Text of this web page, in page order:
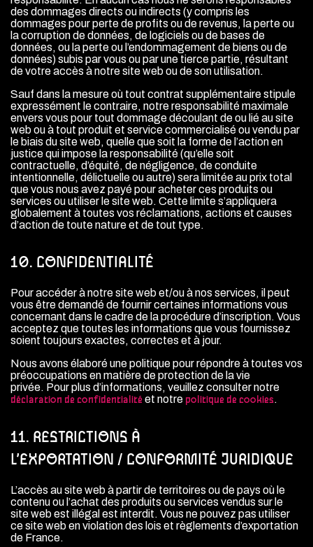
des dommages directs ou indirects (y compris les
dommages pour perte de profits ou de revenus, la perte ou
la corruption de données, de logiciels ou de bases de
données, ou la perte ou l’endommagement de biens ou de
données) subis par vous ou par une tierce partie, résultant
de votre accès à notre site web ou de son utilisation.
Sauf dans la mesure où tout contrat supplémentaire stipule
expressément le contraire, notre responsabilité maximale
envers vous pour tout dommage découlant de ou lié au site
web ou à tout produit et service commercialisé ou vendu par
le biais du site web, quelle que soit la forme de l’action en
justice qui impose la responsabilité (qu’elle soit
contractuelle, d’équité, de négligence, de conduite
intentionnelle, délictuelle ou autre) sera limitée au prix total
que vous nous avez payé pour acheter ces produits ou
services ou utiliser le site web. Cette limite s’appliquera
globalement à toutes vos réclamations, actions et causes
d’action de toute nature et de tout type.
10. CONFIDENTIALITÉ
Pour accéder à notre site web et/ou à nos services, il peut
vous être demandé de fournir certaines informations vous
concernant dans le cadre de la procédure d’inscription. Vous
acceptez que toutes les informations que vous fournissez
soient toujours exactes, correctes et à jour.
Nous avons élaboré une politique pour répondre à toutes vos
préoccupations en matière de protection de la vie
privée. Pour plus d’informations, veuillez consulter notre
déclaration de confidentialitéet notre politique de cookies.
11. RESTRICTIONS À
L’EXPORTATION / CONFORMITÉ JURIDIQUE
L’accès au site web à partir de territoires ou de pays où le
contenu ou l’achat des produits ou services vendus sur le
site web est illégal est interdit. Vous ne pouvez pas utiliser
ce site web en violation des lois et règlements d’exportation
de France.